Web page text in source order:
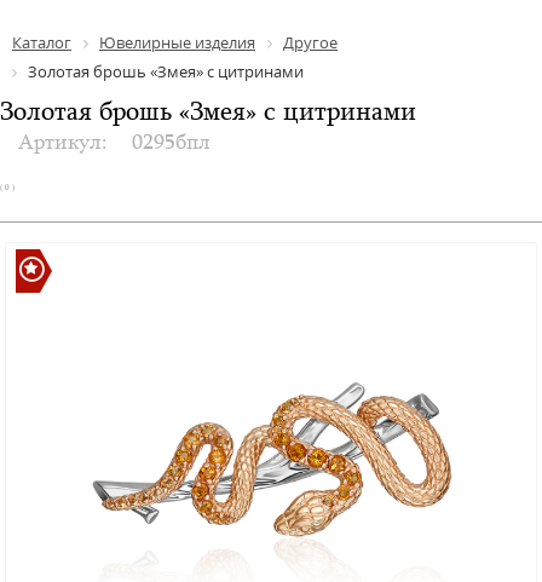
Каталог Ювелирные изделия
Другое
Золотая брошь «Змея» с цитринами
Золотая брошь «Змея» с цитринами
Артикул: 0295бпл
( 0 )